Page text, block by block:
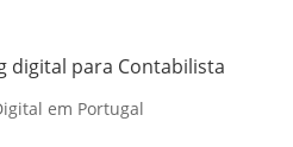
digital para Contabilista
em Portugal